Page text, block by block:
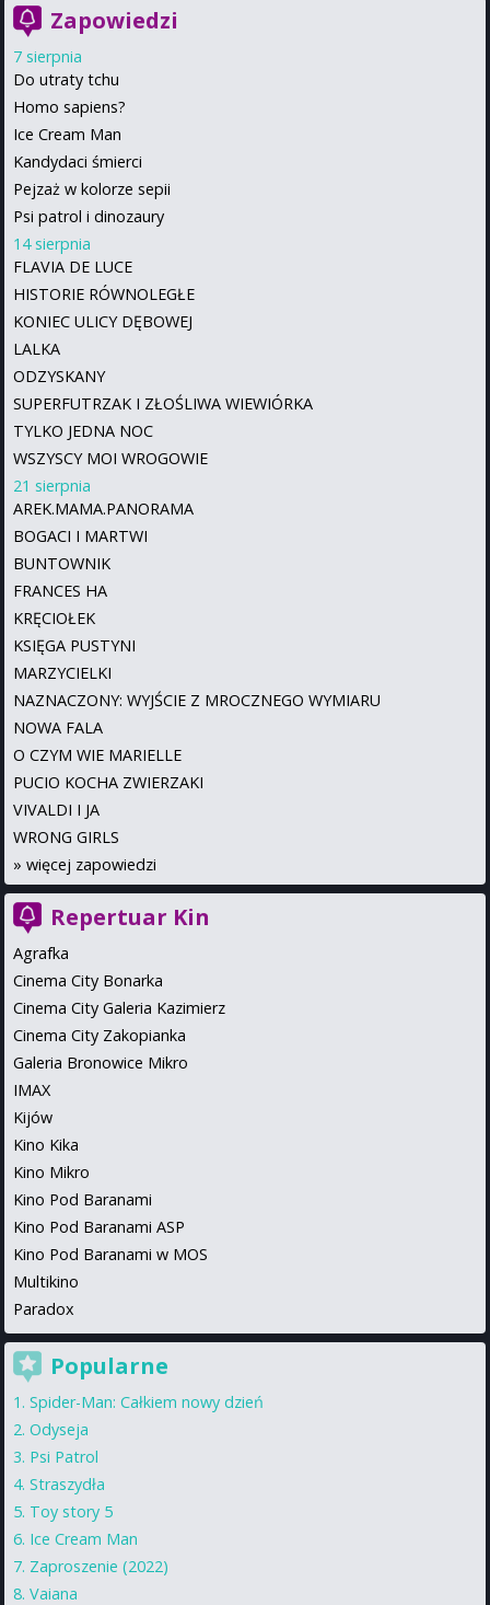
Zapowiedzi
7 sierpnia
Do utraty tchu
Homo sapiens?
Ice Cream Man
Kandydaci śmierci
Pejzaż w kolorze sepii
Psi patrol i dinozaury
14 sierpnia
FLAVIA DE LUCE
HISTORIE RÓWNOLEGŁE
KONIEC ULICY DĘBOWEJ
LALKA
ODZYSKANY
SUPERFUTRZAK I ZŁOŚLIWA WIEWIÓRKA
TYLKO JEDNA NOC
WSZYSCY MOI WROGOWIE
21 sierpnia
AREK.MAMA.PANORAMA
BOGACI I MARTWI
BUNTOWNIK
FRANCES HA
KRĘCIOŁEK
KSIĘGA PUSTYNI
MARZYCIELKI
NAZNACZONY: WYJŚCIE Z MROCZNEGO WYMIARU
NOWA FALA
O CZYM WIE MARIELLE
PUCIO KOCHA ZWIERZAKI
VIVALDI I JA
WRONG GIRLS
» więcej zapowiedzi
Repertuar Kin
Agrafka
Cinema City Bonarka
Cinema City Galeria Kazimierz
Cinema City Zakopianka
Galeria Bronowice Mikro
IMAX
Kijów
Kino Kika
Kino Mikro
Kino Pod Baranami
Kino Pod Baranami ASP
Kino Pod Baranami w MOS
Multikino
Paradox
Popularne
Spider-Man: Całkiem nowy dzień
Odyseja
Psi Patrol
Straszydła
Toy story 5
Ice Cream Man
Zaproszenie (2022)
Vaiana